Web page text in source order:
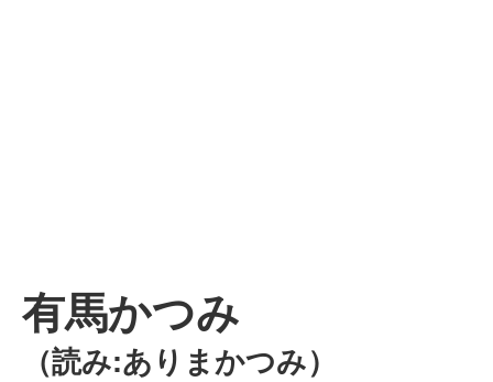
有馬かつみ
（読み:ありまかつみ）